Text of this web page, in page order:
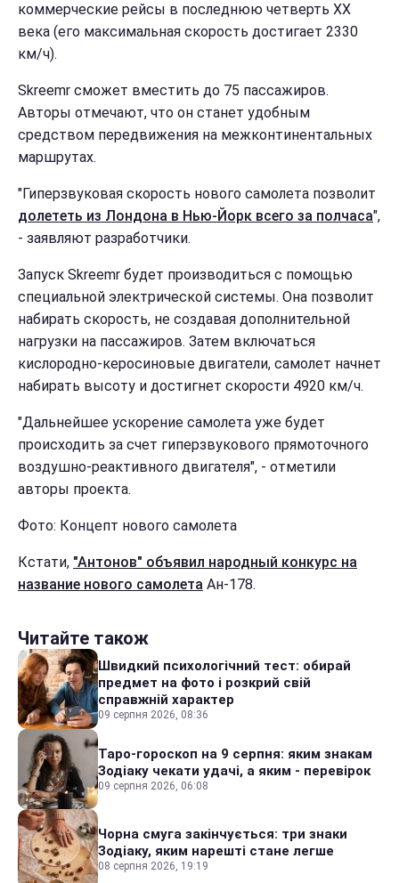
коммерческие рейсы в последнюю четверть ХХ
века (его максимальная скорость достигает 2330
км/ч).
Skreemr сможет вместить до 75 пассажиров.
Авторы отмечают, что он станет удобным
средством передвижения на межконтинентальных
маршрутах.
"Гиперзвуковая скорость нового самолета позволит
долететь из Лондона в Нью-Йорк всего за полчаса",
- заявляют разработчики.
Запуск Skreemr будет производиться с помощью
специальной электрической системы. Она позволит
набирать скорость, не создавая дополнительной
нагрузки на пассажиров. Затем включаться
кислородно-керосиновые двигатели, самолет начнет
набирать высоту и достигнет скорости 4920 км/ч.
"Дальнейшее ускорение самолета уже будет
происходить за счет гиперзвукового прямоточного
воздушно-реактивного двигателя", - отметили
авторы проекта.
Фото: Концепт нового самолета
Кстати, "Антонов" объявил народный конкурс на
название нового самолета Ан-178.
Читайте також
Швидкий психологічний тест: обирай
предмет на фото і розкрий свій
справжній характер
09 серпня 2026, 08:36
Таро-гороскоп на 9 серпня: яким знакам
Зодіаку чекати удачі, а яким - перевірок
09 серпня 2026, 06:08
Чорна смуга закінчується: три знаки
Зодіаку, яким нарешті стане легше
08 серпня 2026, 19:19